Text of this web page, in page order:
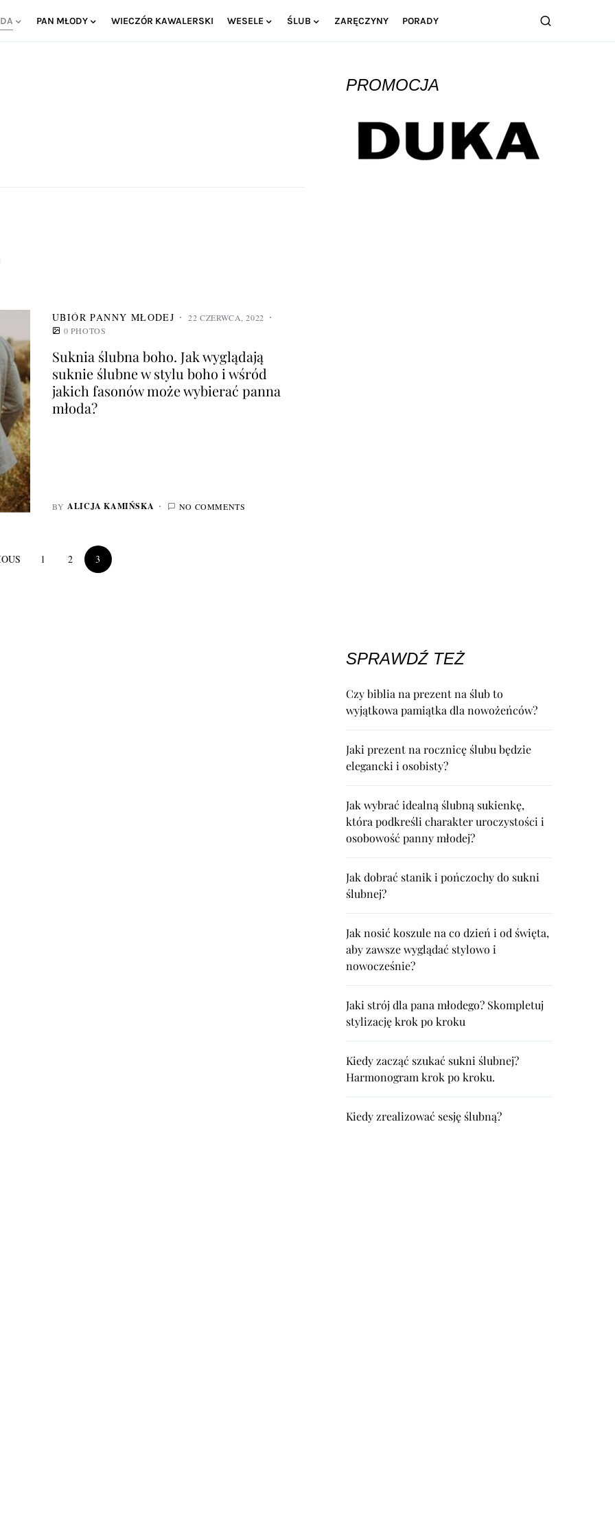
PAN MŁODY WIECZÓR KAWALERSKI WESELE ŚLUB ZARĘCZYNY PORADY
UBIÓR PANNY MŁODEJ
22 CZERWCA, 2022
0 PHOTOS
Suknia ślubna boho. Jak wyglądają
suknie ślubne w stylu boho i wśród
jakich fasonów może wybierać panna
młoda?
BY ALICJA KAMIŃSKA NO COMMENTS
1 2 3
PROMOCJA
SPRAWDŹ TEŻ
Czy biblia na prezent na ślub to
wyjątkowa pamiątka dla nowożeńców?
Jaki prezent na rocznicę ślubu będzie
elegancki i osobisty?
Jak wybrać idealną ślubną sukienkę,
która podkreśli charakter uroczystości i
osobowość panny młodej?
Jak dobrać stanik i pończochy do sukni
ślubnej?
Jak nosić koszule na co dzień i od święta,
aby zawsze wyglądać stylowo i
nowocześnie?
Jaki strój dla pana młodego? Skompletuj
stylizację krok po kroku
Kiedy zacząć szukać sukni ślubnej?
Harmonogram krok po kroku.
Kiedy zrealizować sesję ślubną?